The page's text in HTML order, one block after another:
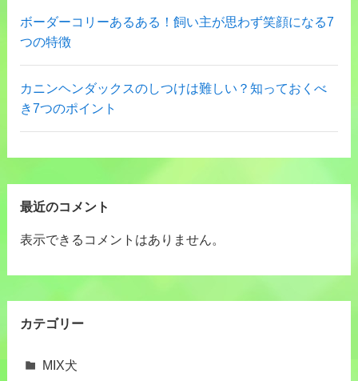
ボーダーコリーあるある！飼い主が思わず笑顔になる7
つの特徴
カニンヘンダックスのしつけは難しい？知っておくべ
き7つのポイント
最近のコメント
表示できるコメントはありません。
カテゴリー
MIX犬